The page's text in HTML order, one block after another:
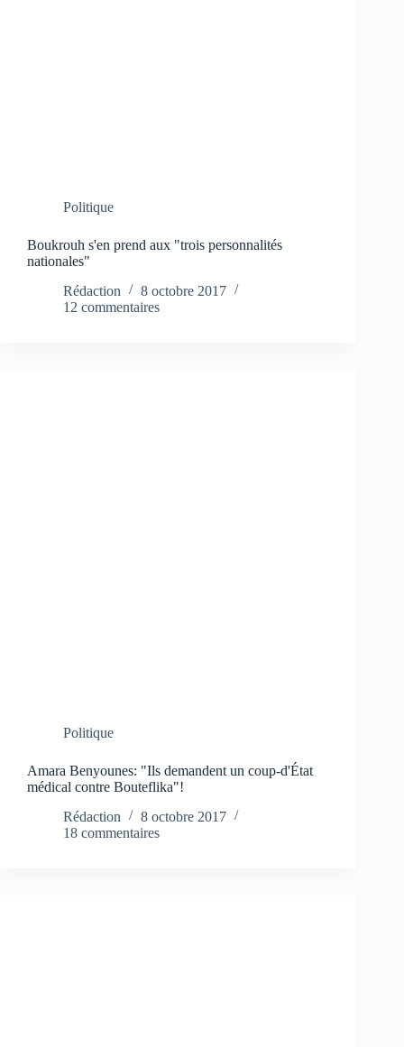
Politique
Boukrouh s'en prend aux "trois personnalités
nationales"
Rédaction
8 octobre 2017
12 commentaires
Politique
Amara Benyounes: "Ils demandent un coup-d'État
médical contre Bouteflika"!
Rédaction
8 octobre 2017
18 commentaires